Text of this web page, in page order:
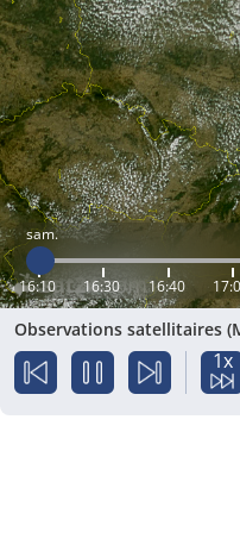
sam.
16:10 16:30 16:40
Observations satellitaires
1x